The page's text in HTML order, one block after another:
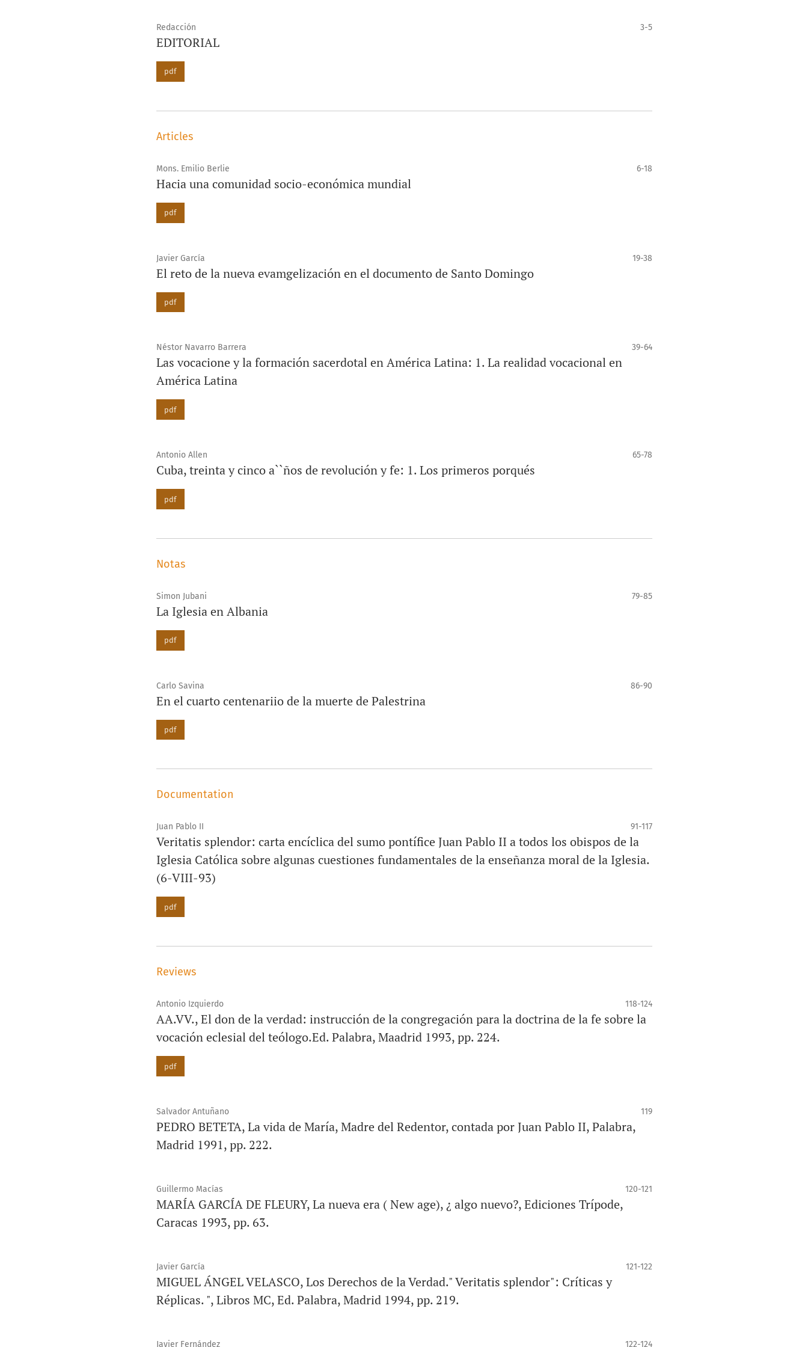
Redacción 3-5
EDITORIAL
pdf
Articles
Mons. Emilio Berlie 6-18
Hacia una comunidad socio-económica mundial
pdf
Javier García 19-38
El reto de la nueva evamgelización en el documento de Santo Domingo
pdf
Néstor Navarro Barrera 39-64
Las vocacione y la formación sacerdotal en América Latina: 1. La realidad vocacional en
América Latina
pdf
Antonio Allen 65-78
Cuba, treinta y cinco a``ños de revolución y fe: 1. Los primeros porqués
pdf
Notas
Simon Jubani 79-85
La Iglesia en Albania
pdf
Carlo Savina 86-90
En el cuarto centenariio de la muerte de Palestrina
pdf
Documentation
Juan Pablo II 91-117
Veritatis splendor: carta encíclica del sumo pontífice Juan Pablo II a todos los obispos de la
Iglesia Católica sobre algunas cuestiones fundamentales de la enseñanza moral de la Iglesia.
(6-VIII-93)
pdf
Reviews
Antonio Izquierdo 118-124
AA.VV., El don de la verdad: instrucción de la congregación para la doctrina de la fe sobre la
vocación eclesial del teólogo.Ed. Palabra, Maadrid 1993, pp. 224.
pdf
Salvador Antuñano 119
PEDRO BETETA, La vida de María, Madre del Redentor, contada por Juan Pablo II, Palabra,
Madrid 1991, pp. 222.
Guillermo Macías 120-121
MARÍA GARCÍA DE FLEURY, La nueva era ( New age), ¿ algo nuevo?, Ediciones Trípode,
Caracas 1993, pp. 63.
Javier García 121-122
MIGUEL ÁNGEL VELASCO, Los Derechos de la Verdad." Veritatis splendor": Críticas y
Réplicas. ", Libros MC, Ed. Palabra, Madrid 1994, pp. 219.
Javier Fernández 122-124